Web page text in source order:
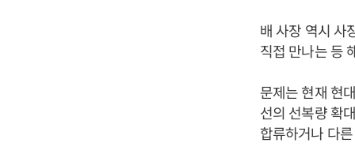
배 사장 역시 사
직접 만나는 등
문제는 현재 현
선의 선복량 확
합류하거나 다